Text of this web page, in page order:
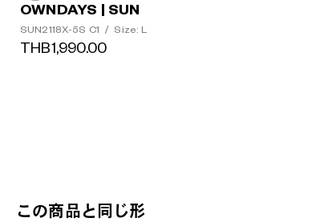
OWNDAYS | SUN
SUN2118X-5S C1 / Size: L
THB1,990.00
この商品と同じ形